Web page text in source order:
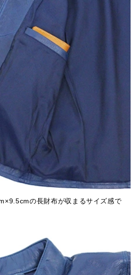
の長財布が収まるサイズ感で